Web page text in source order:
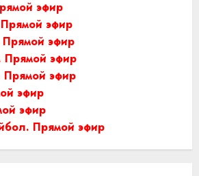
эфир
эфир
эфир
эфир
эфир
эфир
эфир
Прямой эфир